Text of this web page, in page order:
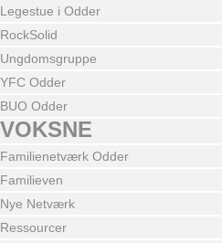
Legestue i Odder
RockSolid
Ungdomsgruppe
YFC Odder
BUO Odder
VOKSNE
Familienetværk Odder
Familieven
Nye Netværk
Ressourcer